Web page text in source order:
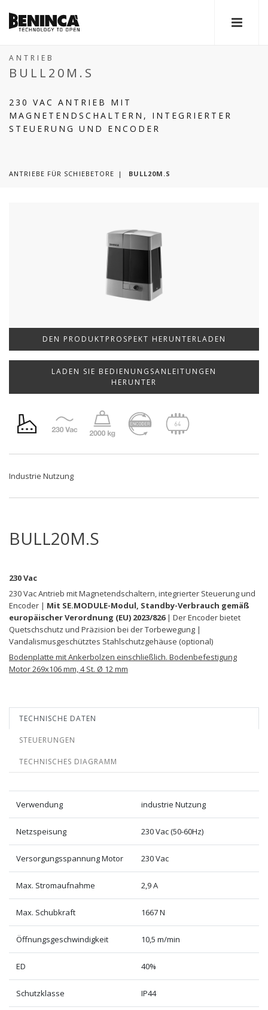
ANTRIEB
BULL20M.S
230 VAC ANTRIEB MIT
MAGNETENDSCHALTERN, INTEGRIERTER
STEUERUNG UND ENCODER
ANTRIEBE FÜR SCHIEBETORE BULL20M.S
DEN PRODUKTPROSPEKT HERUNTERLADEN
LADEN SIE BEDIENUNGSANLEITUNGEN
HERUNTER
Industrie Nutzung
BULL20M.S
230 Vac
230 Vac Antrieb mit Magnetendschaltern, integrierter Steuerung und
Encoder | Mit SE.MODULE-Modul, Standby-Verbrauch gemäß
europäischer Verordnung (EU) 2023/826| Der Encoder bietet
Quetschschutz und Präzision bei der Torbewegung |
Vandalismusgeschütztes Stahlschutzgehäuse (optional)
Bodenplatte mit Ankerbolzen einschließlich. Bodenbefestigung
Motor 269x106 mm, 4 St. Ø 12 mm
TECHNISCHE DATEN
STEUERUNGEN
TECHNISCHES DIAGRAMM
Verwendung industrie Nutzung
Netzspeisung 230 Vac (50-60Hz)
Versorgungsspannung Motor 230 Vac
Max. Stromaufnahme 2,9 A
Max. Schubkraft 1667 N
Öffnungsgeschwindigkeit 10,5 m/min
ED 40%
Schutzklasse IP44